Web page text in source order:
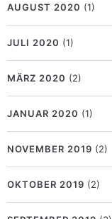
AUGUST 2020 (1)
JULI 2020 (1)
MÄRZ 2020 (2)
JANUAR 2020 (1)
NOVEMBER 2019 (2)
OKTOBER 2019 (2)